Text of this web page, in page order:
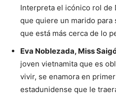
Interpreta el icónico rol de
que quiere un marido para
que está más cerca de lo
Eva Noblezada, Miss
joven vietnamita que es
vivir, se enamora en
estadunidense que le